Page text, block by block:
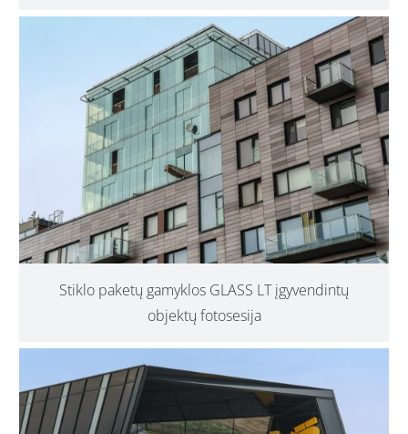
Stiklo paketų gamyklos GLASS LT įgyvendintų
objektų fotosesija